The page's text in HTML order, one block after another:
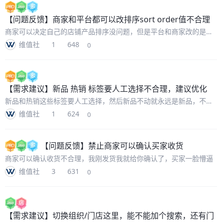
【问题反馈】 商家和平台都可以改排序sort order值不合理
商家可以决定自己的店铺产品排序没问题，但是平台和商家改的是同
一个值，也就意味着首页新品推荐，100个商家有各自有100个商品，
他们在自己的店铺里排序1-100没问题，但是在平台首页应该是1-
维值社 1 648 0
【需求建议】 新品 热销 标签要人工选择不合理，建议优化
新品和热销这些标签要人工选择，然后新品不动就永远是新品，不是
太合理，手工工作量也很大，要去分辨这些是不是新品，是不是热
销，然后打标签，去标签
维值社 1 624 0
【问题反馈】 禁止商家可以确认买家收货
商家可以确认收货不合理，我刚发货我就给你确认了，买家一脸懵逼
维值社
3 631 0
【需求建议】 切换组织/门店这里，能不能加个搜索，还有门